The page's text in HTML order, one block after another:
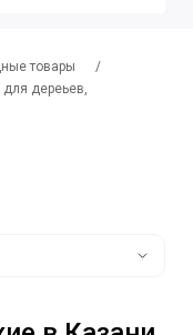
товары
/
дереьев,